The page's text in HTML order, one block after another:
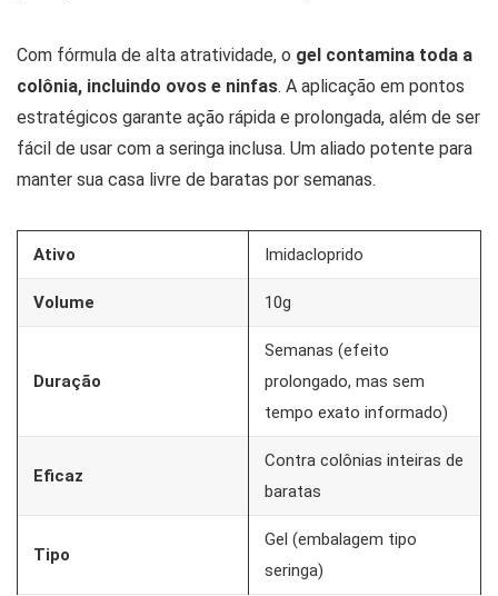
Com fórmula de alta atratividade, o gel contamina toda a
colônia, incluindo ovos e ninfas. A aplicação em pontos
estratégicos garante ação rápida e prolongada, além de ser
fácil de usar com a seringa inclusa. Um aliado potente para
manter sua casa livre de baratas por semanas.
Ativo Imidacloprido
Volume 10g
Duração
Semanas (efeito
prolongado, mas sem
tempo exato informado)
Eficaz
Contra colônias inteiras de
baratas
Tipo
Gel (embalagem tipo
seringa)